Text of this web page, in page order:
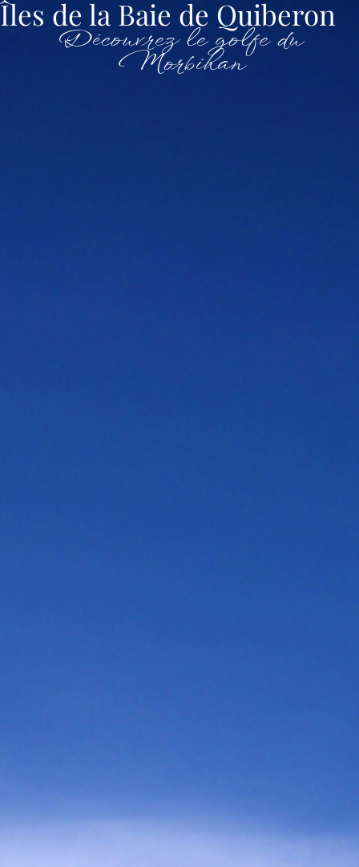
Îles de la Baie de Quiberon
Découvrez le golfe du
Morbihan